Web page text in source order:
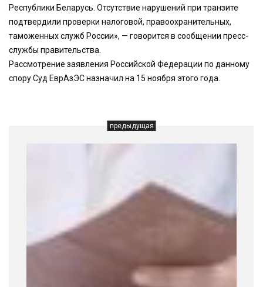
Республики Беларусь. Отсутствие нарушений при транзите
подтвердили проверки налоговой, правоохранительных,
таможенных служб России», — говорится в сообщении пресс-
службы правительства.
Рассмотрение заявления Российской Федерации по данному
спору Суд ЕврАзЭС назначил на 15 ноября этого года.
предыдущая